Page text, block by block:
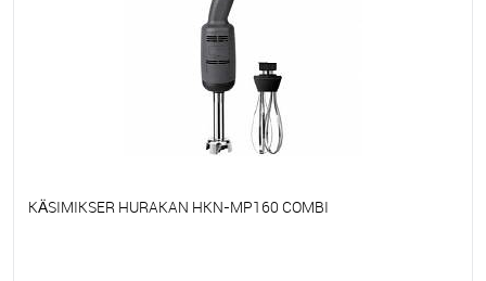
KÄSIMIKSER HURAKAN HKN-MP160 COMBI